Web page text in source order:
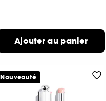
Ajouter au panier
Nouveauté